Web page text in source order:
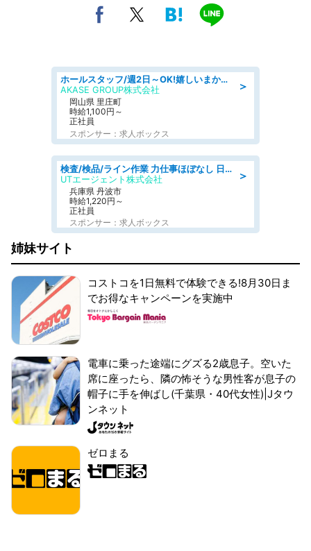
＞
ホールスタッフ/週2日～OK!嬉しいまかない付き/岡山県/浅口郡里庄町
AKASE GROUP株式会社
岡山県 里庄町
時給1,100円～
正社員
スポンサー：求人ボックス
＞
検査/検品/ライン作業 力仕事ほぼなし 日勤 土日休 未経験歓迎 検品·検査
UTエージェント株式会社
兵庫県 丹波市
時給1,220円～
正社員
スポンサー：求人ボックス
姉妹サイト
コストコを1日無料で体験できる!8月30日ま
でお得なキャンペーンを実施中
電車に乗った途端にグズる2歳息子。空いた
席に座ったら、隣の怖そうな男性客が息子の
帽子に手を伸ばし(千葉県・40代女性)|Jタウ
ンネット
ゼロまる